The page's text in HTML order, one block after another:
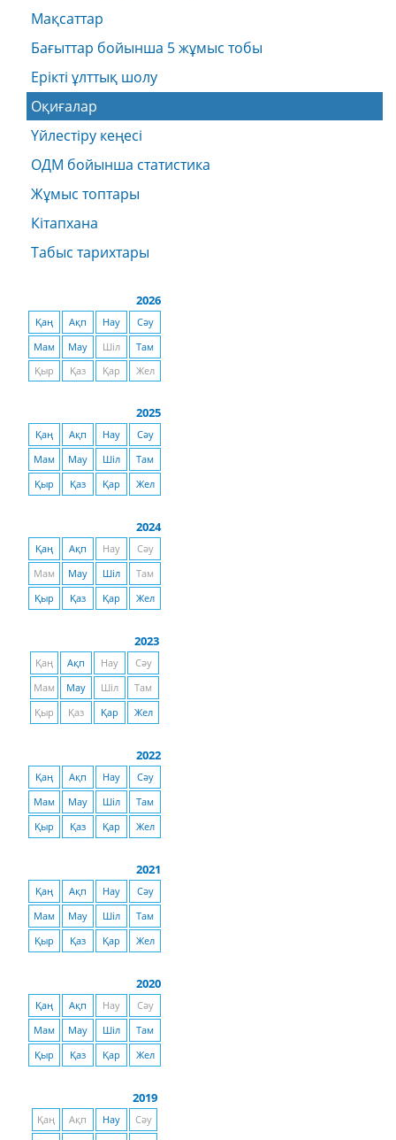
Мақсаттар
Бағыттар бойынша 5 жұмыс тобы
Ерікті ұлттық шолу
Оқиғалар
Үйлестіру кеңесі
ОДМ бойынша статистика
Жұмыс топтары
Кітапхана
Табыс тарихтары
2026
Қаң Ақп Нау
Сәу
Мам
Мау Шіл
Там
Қыр
Қаз Қар Жел
2025
Қаң Ақп Нау
Сәу
Мам
Мау Шіл
Там
Қыр
Қаз Қар Жел
2024
Қаң Ақп Нау
Сәу
Мам
Мау Шіл
Там
Қыр
Қаз Қар Жел
2023
Қаң Ақп Нау
Сәу
Мам
Мау Шіл
Там
Қыр
Қаз Қар Жел
2022
Қаң Ақп Нау
Сәу
Мам
Мау Шіл
Там
Қыр
Қаз Қар Жел
2021
Қаң Ақп Нау
Сәу
Мам
Мау Шіл
Там
Қыр
Қаз Қар Жел
2020
Қаң Ақп Нау
Сәу
Мам
Мау Шіл
Там
Қыр
Қаз Қар Жел
2019
Қаң Ақп Нау
Сәу